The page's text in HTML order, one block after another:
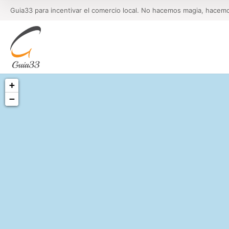
Guia33 para incentivar el comercio local. No hacemos magia,
+
−